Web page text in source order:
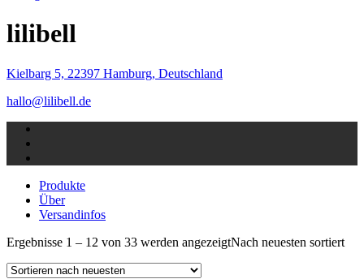
lilibell
Kielbarg 5, 22397 Hamburg, Deutschland
hallo@lilibell.de
Produkte
Über
Versandinfos
Ergebnisse 1 – 12 von 33 werden angezeigtNach neuesten sortiert